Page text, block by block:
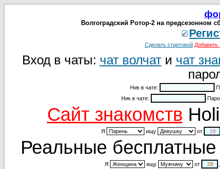
Волгоградский Ротор-2 на предсезонном
Сделать стартовой Добавить
Вход в чаты: чат волчати чат
Ник в чате:
Ник в чате:
Cайт знакомств
Я ищу от
Реальные бесплатные
Я ищу от